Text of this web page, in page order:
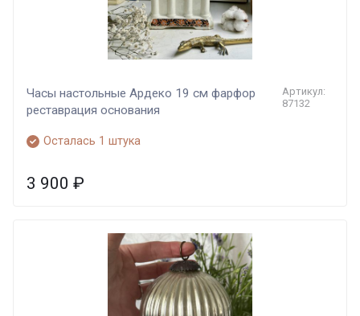
Часы настольные Ардеко 19 см фарфор
реставрация основания
Артикул:
87132
Осталась 1 штука
3 900 ₽